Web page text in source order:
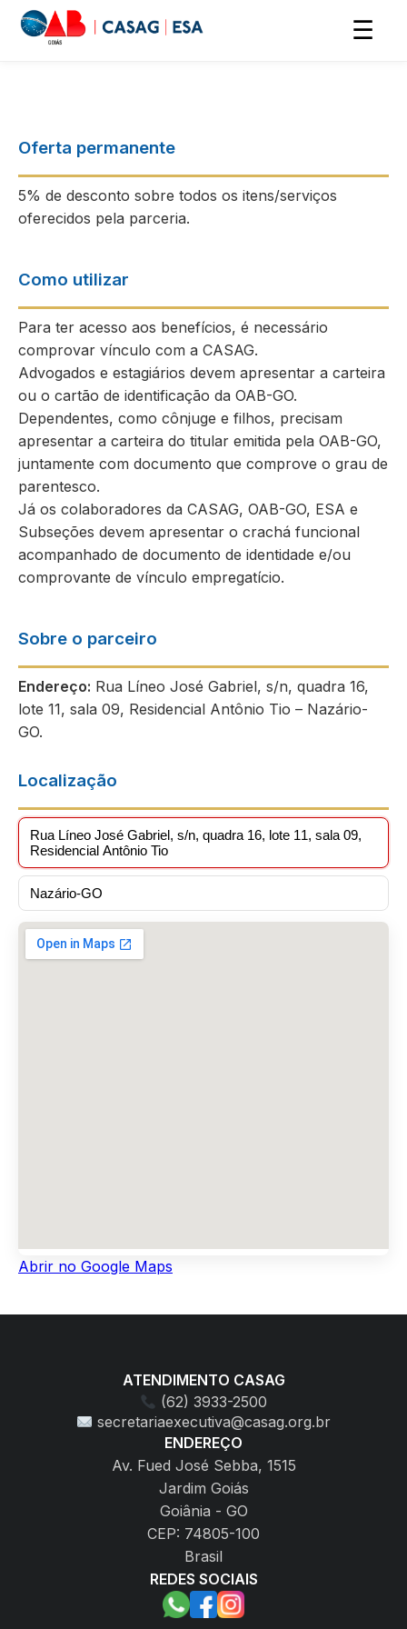
☰
Oferta permanente
5% de desconto sobre todos os itens/serviços
oferecidos pela parceria.
Como utilizar
Para ter acesso aos benefícios, é necessário
comprovar vínculo com a CASAG.
Advogados e estagiários devem apresentar a carteira
ou o cartão de identificação da OAB-GO.
Dependentes, como cônjuge e filhos, precisam
apresentar a carteira do titular emitida pela OAB-GO,
juntamente com documento que comprove o grau de
parentesco.
Já os colaboradores da CASAG, OAB-GO, ESA e
Subseções devem apresentar o crachá funcional
acompanhado de documento de identidade e/ou
comprovante de vínculo empregatício.
Sobre o parceiro
Endereço: Rua Líneo José Gabriel, s/n, quadra 16,
lote 11, sala 09, Residencial Antônio Tio – Nazário-
GO.
Localização
Rua Líneo José Gabriel, s/n, quadra 16, lote 11, sala 09,
Residencial Antônio Tio
Nazário-GO
Abrir no Google Maps
ATENDIMENTO CASAG
(62) 3933-2500
secretariaexecutiva@casag.org.br
ENDEREÇO
Av. Fued José Sebba, 1515
Jardim Goiás
Goiânia - GO
CEP: 74805-100
Brasil
REDES SOCIAIS